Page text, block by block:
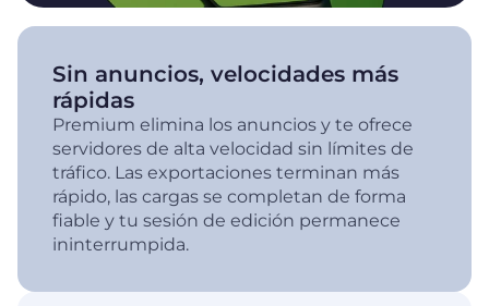
Sin anuncios, velocidades más
rápidas
Premium elimina los anuncios y te ofrece
servidores de alta velocidad sin límites de
tráfico. Las exportaciones terminan más
rápido, las cargas se completan de forma
fiable y tu sesión de edición permanece
ininterrumpida.